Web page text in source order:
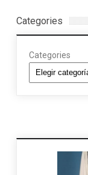
Categories
Categories